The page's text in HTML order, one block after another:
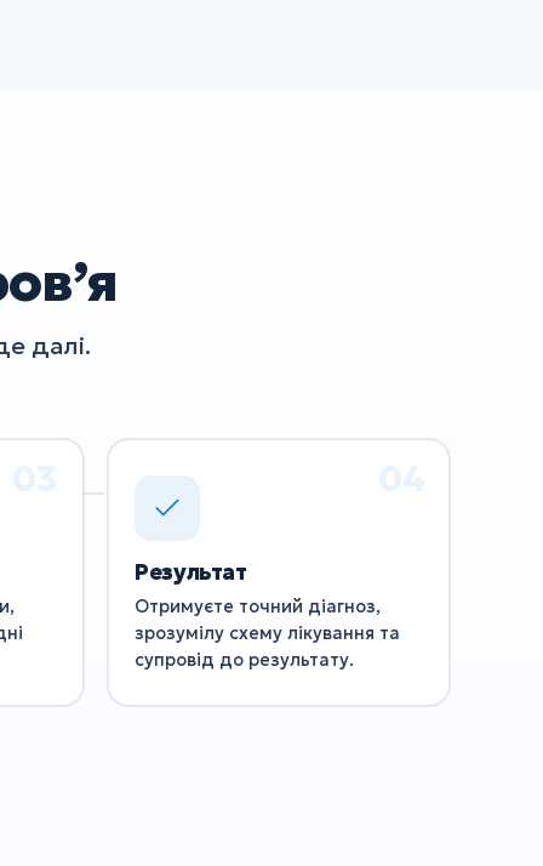
далі.
Результат
Отримуєте точний діагноз,
зрозумілу схему лікування та
супровід до результату.